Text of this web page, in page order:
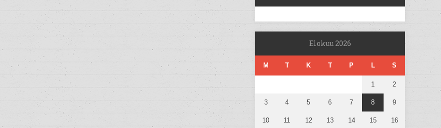
Elokuu 2026
M T K T P L S
1 2
3 4 5 6 7 8 9
10 11 12 13 14 15 16